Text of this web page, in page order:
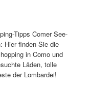
Tipps Comer See-
Hier finden Sie die
in Como und
Läden, tolle
der Lombardei!